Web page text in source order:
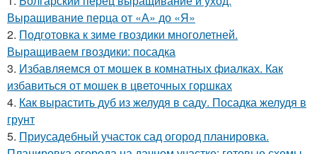
Выращивание перца от «А» до «Я»
2. Подготовка к зиме гвоздики многолетней.
Выращиваем гвоздики: посадка
3. Избавляемся от мошек в комнатных фиалках. Как
избавиться от мошек в цветочных горшках
4. Как вырастить дуб из желудя в саду. Посадка желудя в
грунт
5. Приусадебный участок сад огород планировка.